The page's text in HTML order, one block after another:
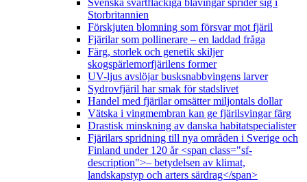
Storbritannien
Förskjuten blomning som försvar mot fjäril
Fjärilar som pollinerare – en laddad fråga
Färg, storlek och genetik skiljer
skogspärlemorfjärilens former
UV-ljus avslöjar busksnabbvingens larver
Sydrovfjäril har smak för stadslivet
Handel med fjärilar omsätter miljontals dollar
Vätska i vingmembran kan ge fjärilsvingar färg
Drastisk minskning av danska habitatspecialister
Fjärilars spridning till nya områden i Sverige och
Finland under 120 år <span class="sf-
description">– betydelsen av klimat,
landskapstyp och arters särdrag</span>